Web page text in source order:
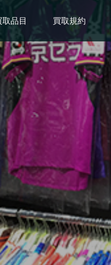
取品目 買取規約